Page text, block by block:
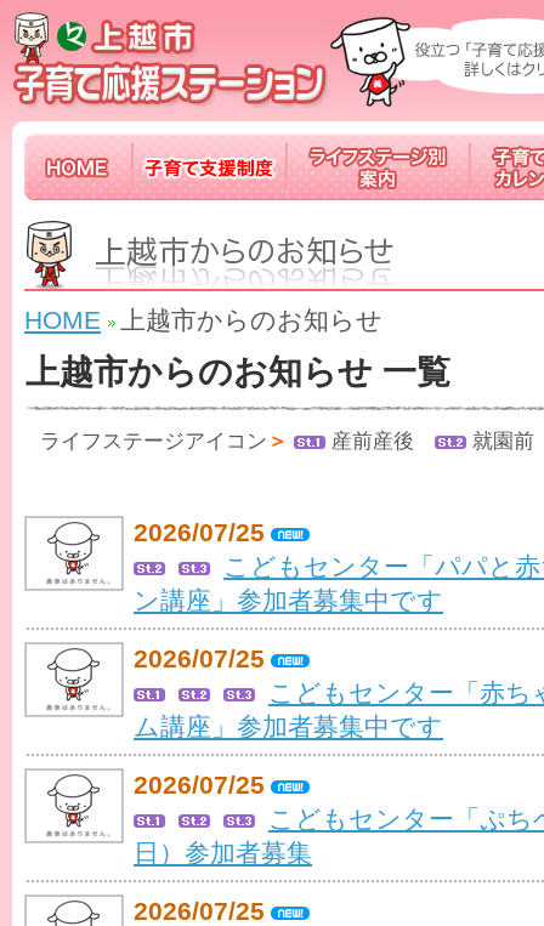
育
メ
ル
マ
ガ
信
中！
HOME
子
育
て
制
度
ラ
イ
フ
ー
ジ
案
子
育
て
HOME 上越市からのお知らせ
上越市からのお知らせ 一覧
ライフステージアイコン ＞ 産前産後 就園
2026/07/25
こどもセンター「パパと
ン講座」参加者募集中です
2026/07/25
こどもセンター「赤ち
ム講座」参加者募集中です
2026/07/25
こどもセンター「ぷち
日）参加者募集
2026/07/25